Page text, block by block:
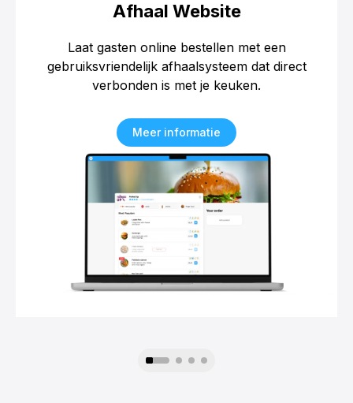
Afhaal Website
Laat gasten online bestellen met een
gebruiksvriendelijk afhaalsysteem dat direct
verbonden is met je keuken.
Meer informatie